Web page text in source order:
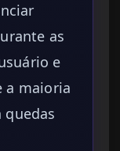
as
e
a maioria